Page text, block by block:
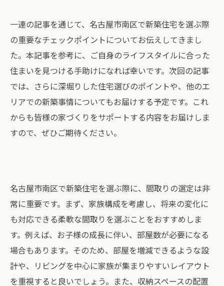
一連の記事を通じて、名古屋市南区で新築住宅を選ぶ際
の重要なチェックポイントについてお伝えしてきまし
た。本記事を参考に、ご自身のライフスタイルに合った
住まいを見つける手助けになれば幸いです。次回の記事
では、さらに深堀りした住宅選びのポイントや、他のエ
リアでの新築事情についてもお届けする予定です。これ
からも皆様の家づくりをサポートする内容をお届けしま
すので、ぜひご期待ください。
名古屋市南区で新築住宅を選ぶ際に、間取りの選定は非
常に重要です。まず、家族構成を考慮し、将来の変化に
も対応できる柔軟な間取りを選ぶことをおすすめしま
す。例えば、お子様の成長に伴い、部屋数が必要になる
場合もあります。そのため、部屋を増減できるような設
計や、リビングを中心に家族が集まりやすいレイアウト
を重視すると良いでしょう。また、収納スペースの配置